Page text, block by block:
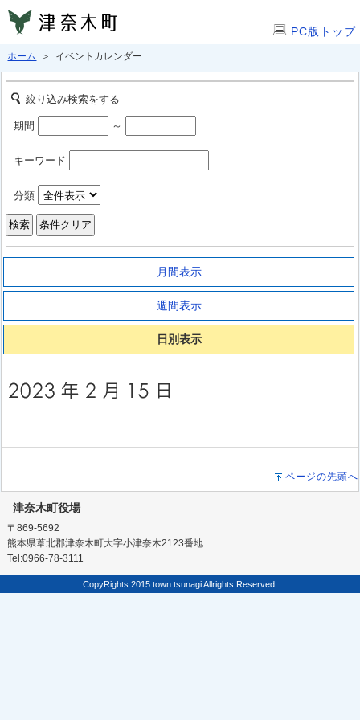
PC版トップ
ホーム ＞ イベントカレンダー
絞り込み検索をする
期間 ～
キーワード
分類
月間表示
週間表示
日別表示
ページの先頭へ
津奈木町役場
〒869-5692
熊本県葦北郡津奈木町大字小津奈木2123番地
Tel:0966-78-3111
CopyRights 2015 town tsunagi Allrights Reserved.